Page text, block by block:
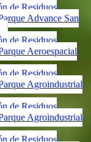
de Residuos
Advance San
de Residuos
Aeroespacial
de Residuos
Agroindustrial
de Residuos
Agroindustrial
de Residuos